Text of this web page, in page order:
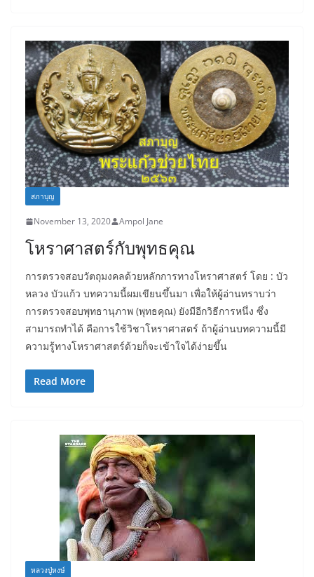
สภาบุญ
November 13, 2020 Ampol Jane
โหราศาสตร์กับพุทธคุณ
การตรวจสอบวัตถุมงคลด้วยหลักการทางโหราศาสตร์ โดย : บัว
หลวง บัวแก้ว บทความนี้ผมเขียนขึ้นมา เพื่อให้ผู้อ่านทราบว่า
การตรวจสอบพุทธานุภาพ (พุทธคุณ) ยังมีอีกวิธีการหนึ่ง ซึ่ง
สามารถทำได้ คือการใช้วิชาโหราศาสตร์ ถ้าผู้อ่านบทความนี้มี
ความรู้ทางโหราศาสตร์ด้วยก็จะเข้าใจได้ง่ายขึ้น
Read More
หลวงปู่หงษ์